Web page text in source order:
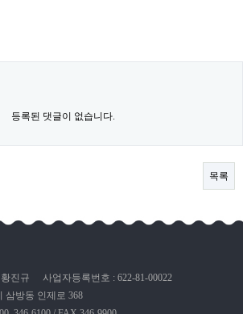
등록된 댓글이 없습니다.
목록
진규
사업자등록번호 : 622-81-00022
삼방동 인제로 368